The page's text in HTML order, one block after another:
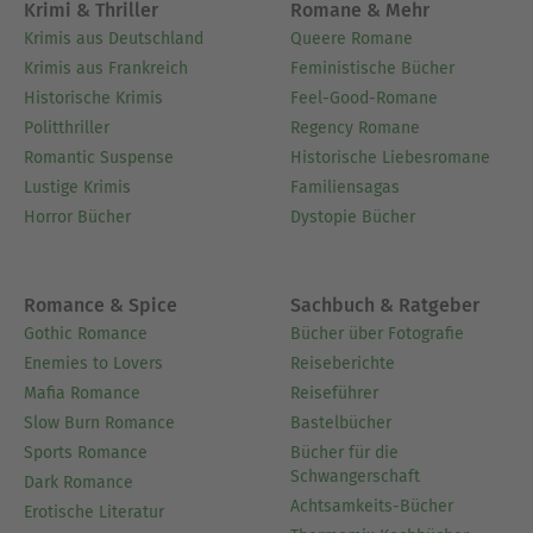
Heimat Hövelhof, am Tor zur Senne, zu Hause.
Zwei erwachsene Kinder und drei Enkelkinder,
die zusammen mit ihm und seiner Mutter ein
Mehrgenerationenhaus bewohnen, tragen dazu
bei.
2010 begann ein neuer Lebensabschnitt, denn
nach 32 Dienstjahren schied er nicht nur aus der
lebt. Sie führt ihn abwechselnd nach Rinteln ans
Ufer der Weser und an die Quellen der Ems.
Seither nennt er sich, bedingt durch die vielen
Auslandseinsätze im Rahmen der
Bundeswehreinsätze auf dem Balkan und
Afghanistan zwischen 1994 und 2008, heute zu
Recht Pensionär und Veteran.
Krimi & Thriller
Krimis aus Deutschland
Krimis aus Frankreich
Historische Krimis
Politthriller
Romantic Suspense
Lustige Krimis
Horror Bücher
Romane & Mehr
Queere Romane
Feministische Bücher
Feel-Good-Romane
Regency Romane
Historische Liebesromane
Familiensagas
Dystopie Bücher
Romance & Spice
Gothic Romance
Enemies to Lovers
Mafia Romance
Slow Burn Romance
Sports Romance
Dark Romance
Erotische Literatur
Sachbuch & Ratgeber
Bücher über Fotografie
Reiseberichte
Reiseführer
Bastelbücher
Bücher für die
Schwangerschaft
Achtsamkeits-Bücher